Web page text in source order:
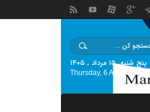
پنج شنبه, ۱۵ مرداد , ۱۴۰۵
Thursday, 6 August , 2026